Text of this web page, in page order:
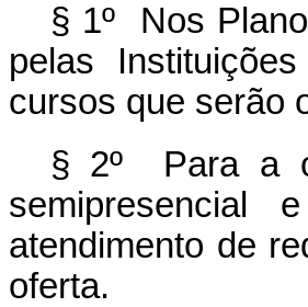
§ 1º Nos
pelas
cursos que serão
§ 2º Para a
semipresencial
atendimento de
oferta.